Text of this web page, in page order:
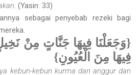
(Yasin: 33)
sebagai penyebab rezeki bagi
{وَجَعَلْنَا فِيهَا جَنَّاتٍ مِنْ
فِيهَا مِنَ الْعُيُونِ}
kebun-kebun kurma dan anggur dan